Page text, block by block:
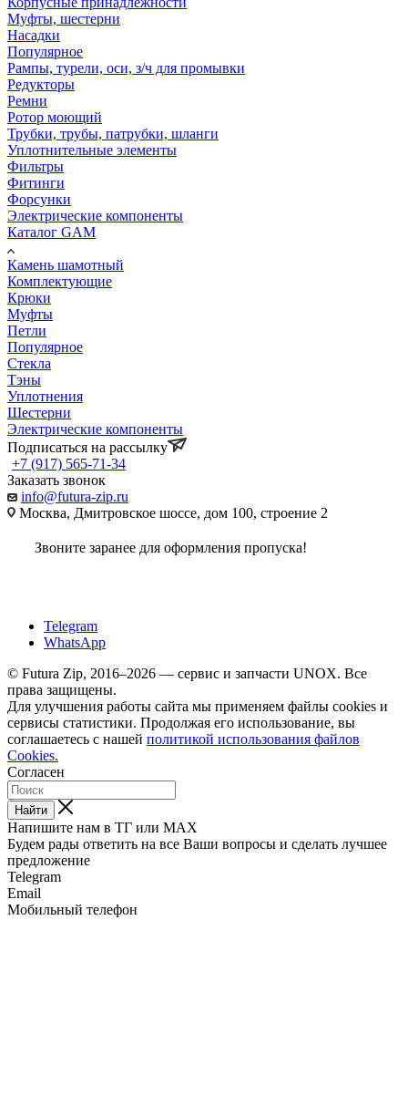
Муфты, шестерни
Насадки
Популярное
Рампы, турели, оси, з/ч для промывки
Редукторы
Ремни
Ротор моющий
Трубки, трубы, патрубки, шланги
Уплотнительные элементы
Фильтры
Фитинги
Форсунки
Электрические компоненты
Каталог GAM
Камень шамотный
Комплектующие
Крюки
Муфты
Петли
Популярное
Стекла
Тэны
Уплотнения
Шестерни
Электрические компоненты
Подписаться на рассылку
+7 (917) 565-71-34
Заказать звонок
info@futura-zip.ru
Москва, Дмитровское шоссе, дом 100, строение 2
Звоните заранее для оформления пропуска!
Telegram
WhatsApp
© Futura Zip, 2016–2026 — сервис и запчасти UNOX. Все
права защищены.
Для улучшения работы сайта мы применяем файлы cookies и
сервисы статистики. Продолжая его использование, вы
соглашаетесь с нашей политикой использования файлов
Cookies.
Согласен
Найти
Напишите нам в ТГ или MAX
Будем рады ответить на все Ваши вопросы и сделать лучшее
предложение
Telegram
Email
Мобильный телефон